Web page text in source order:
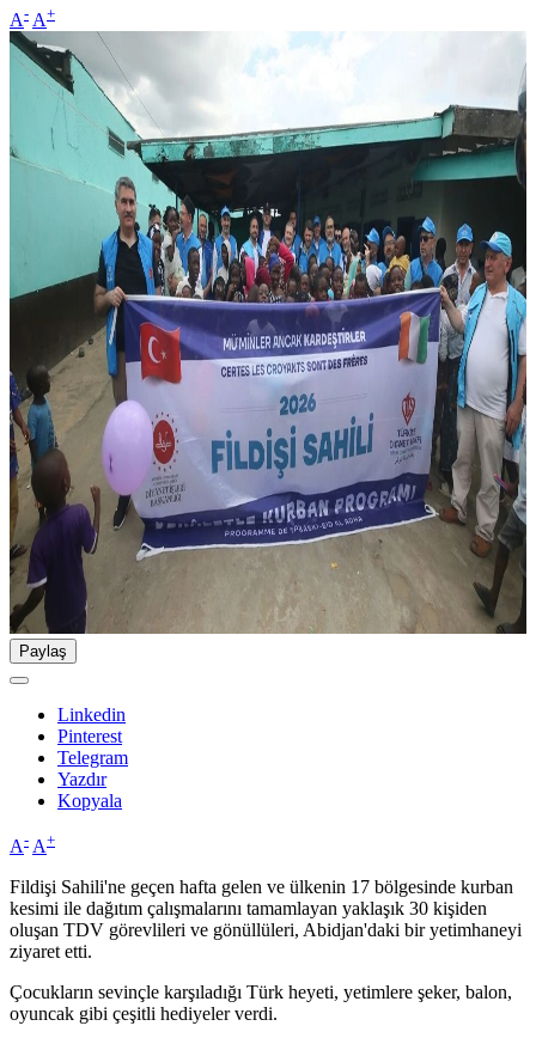
A- A+
Paylaş
Linkedin
Pinterest
Telegram
Yazdır
Kopyala
A- A+
Fildişi Sahili'ne geçen hafta gelen ve ülkenin 17 bölgesinde kurban
kesimi ile dağıtım çalışmalarını tamamlayan yaklaşık 30 kişiden
oluşan TDV görevlileri ve gönüllüleri, Abidjan'daki bir yetimhaneyi
ziyaret etti.
Çocukların sevinçle karşıladığı Türk heyeti, yetimlere şeker, balon,
oyuncak gibi çeşitli hediyeler verdi.